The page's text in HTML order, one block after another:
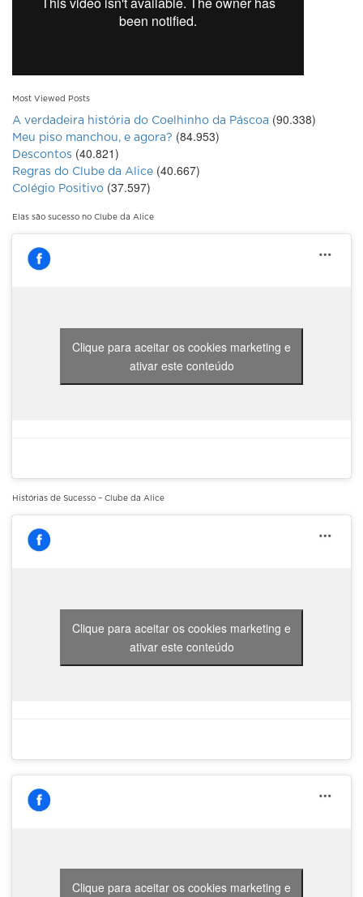
Most Viewed Posts
A verdadeira história do Coelhinho da Páscoa (90.338)
Meu piso manchou, e agora? (84.953)
Descontos (40.821)
Regras do Clube da Alice (40.667)
Colégio Positivo (37.597)
Elas são sucesso no Clube da Alice
Clique para aceitar os cookies marketing e
ativar este conteúdo
Histórias de Sucesso – Clube da Alice
Clique para aceitar os cookies marketing e
ativar este conteúdo
Clique para aceitar os cookies marketing e